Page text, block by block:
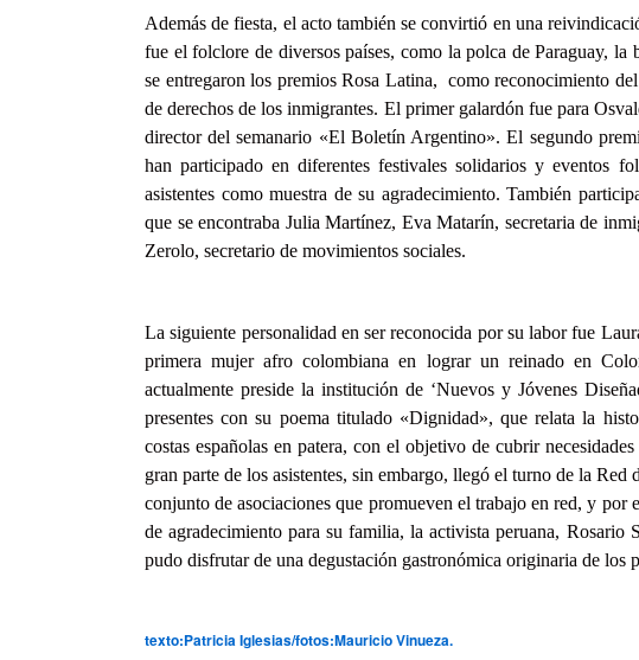
Además de fiesta, el acto también se convirtió en una
fue el folclore de diversos países, como la polca de Paraguay,
se entregaron los premios Rosa Latina, como reconocimiento
de derechos de los inmigrantes. El primer galardón fue para
director del semanario «El Boletín Argentino». El segundo
han participado en diferentes festivales solidarios y eventos
asistentes como muestra de su agradecimiento. También
que se encontraba Julia Martínez, Eva Matarín, secretaria de
Zerolo, secretario de movimientos sociales.
La siguiente personalidad en ser reconocida por su labor fue
primera mujer afro colombiana en lograr un reinado en
actualmente preside la institución de ‘Nuevos y Jóvenes
presentes con su poema titulado «Dignidad», que relata la
costas españolas en patera, con el objetivo de cubrir
gran parte de los asistentes, sin embargo, llegó el turno de la
conjunto de asociaciones que promueven el trabajo en red, y
de agradecimiento para su familia, la activista peruana, Rosario
pudo disfrutar de una degustación gastronómica originaria de los
texto:Patricia Iglesias/fotos:Mauricio Vinueza.